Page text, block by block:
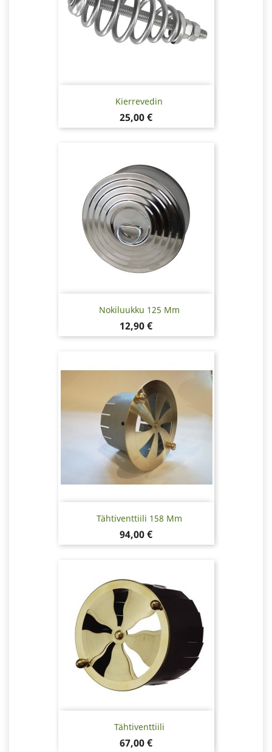
Kierrevedin
Hinta
25,00 €
Nokiluukku 125 Mm
Hinta
12,90 €
Tähtiventtiili 158 Mm
Hinta
94,00 €
Tähtiventtiili
Hinta
67,00 €